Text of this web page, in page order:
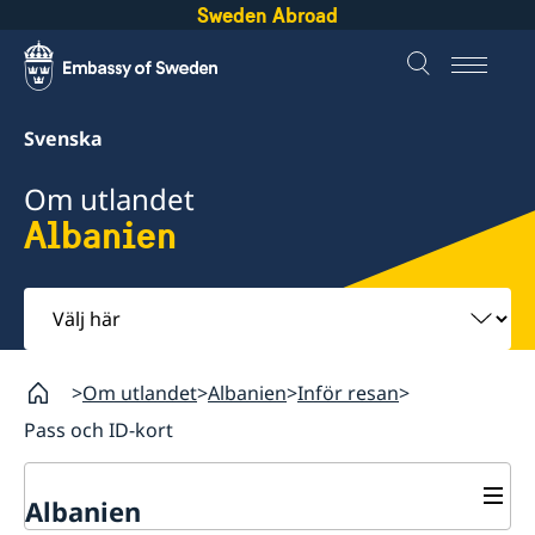
Sweden Abroad
Svenska
Om utlandet
Albanien
Välj
här
Om utlandet Albanien Inför resan
Pass och ID-kort
Albanien